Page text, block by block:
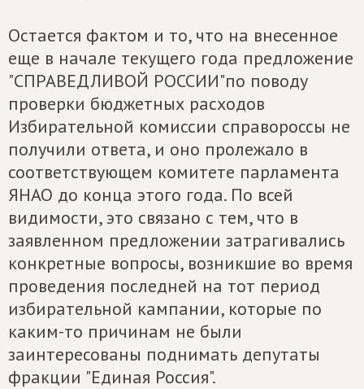
Остается фактом и то, что на внесенное
еще в начале текущего года предложение
"СПРАВЕДЛИВОЙ РОССИИ"по поводу
проверки бюджетных расходов
Избирательной комиссии справороссы не
получили ответа, и оно пролежало в
соответствующем комитете парламента
ЯНАО до конца этого года. По всей
видимости, это связано с тем, что в
заявленном предложении затрагивались
конкретные вопросы, возникшие во время
проведения последней на тот период
избирательной кампании, которые по
каким-то причинам не были
заинтересованы поднимать депутаты
фракции "Единая Россия".